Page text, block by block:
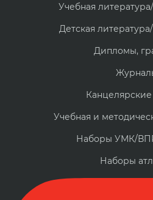
Учебная
Детская
Дипломы,
Учебная и
Наборы УМК/
Наборы